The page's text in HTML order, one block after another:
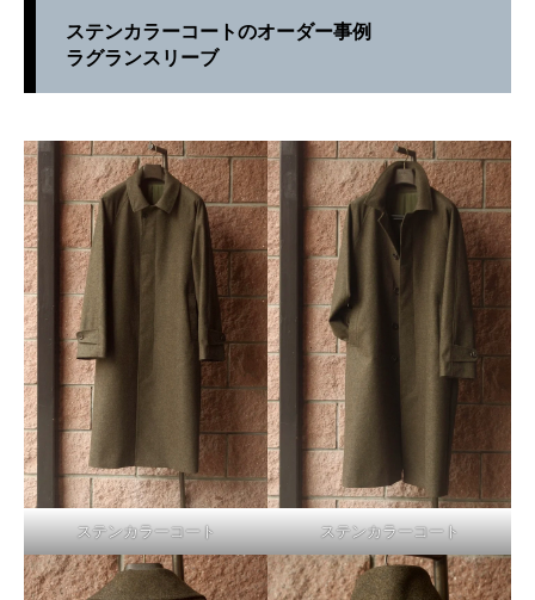
ステンカラーコートのオーダー事例
ラグランスリーブ
ステンカラーコート ステンカラーコート
店舗へ連絡 来店予約・問い合わせ オンラインショップ